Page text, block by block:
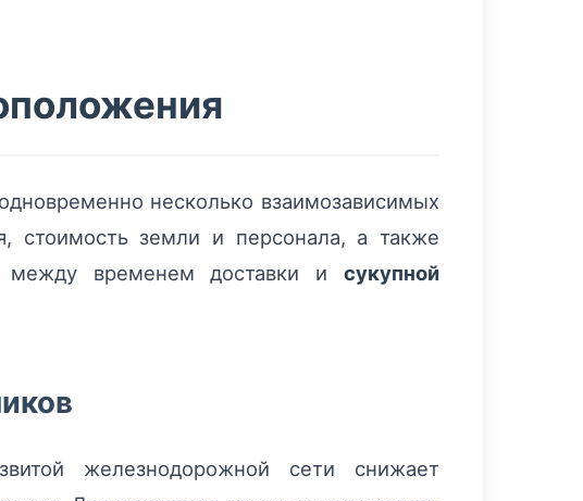
несколько взаимозависимых
стоимость земли и персонала, а также
между временем доставки исукупной
железнодорожной сети снижает